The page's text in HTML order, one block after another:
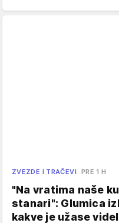
ZVEZDE I TRAČEVI PRE 1 H
"Na vratima naše
stanari": Glumica
kakve je užase